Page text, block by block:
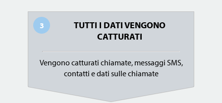
3
TUTTI I DATI VENGONO
CATTURATI
Vengono catturati chiamate, messaggi SMS,
contatti e dati sulle chiamate